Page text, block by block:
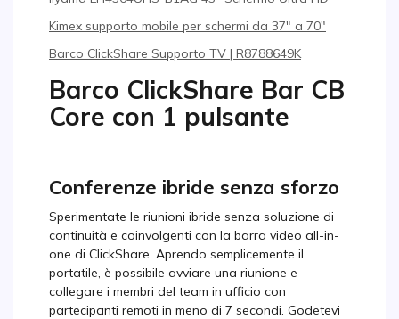
Kimex supporto mobile per schermi da 37″ a 70″
Barco ClickShare Supporto TV | R8788649K
Barco ClickShare Bar CB
Core con 1 pulsante
Conferenze ibride senza sforzo
Sperimentate le riunioni ibride senza soluzione di
continuità e coinvolgenti con la barra video all-in-
one di ClickShare. Aprendo semplicemente il
portatile, è possibile avviare una riunione e
collegare i membri del team in ufficio con
partecipanti remoti in meno di 7 secondi. Godetevi